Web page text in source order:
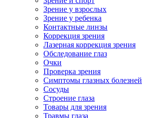
Зрение у взрослых
Зрение у ребенка
Контактные линзы
Коррекция зрения
Лазерная коррекция зрения
Обследование глаз
Очки
Проверка зрения
Симптомы глазных болезней
Сосуды
Строение глаза
Товары для зрения
Травмы глаза